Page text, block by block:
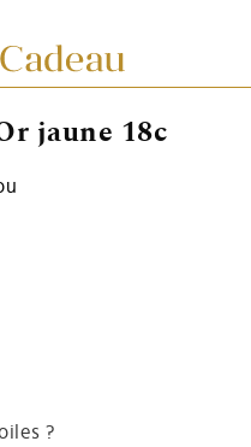
jaune 18c
?